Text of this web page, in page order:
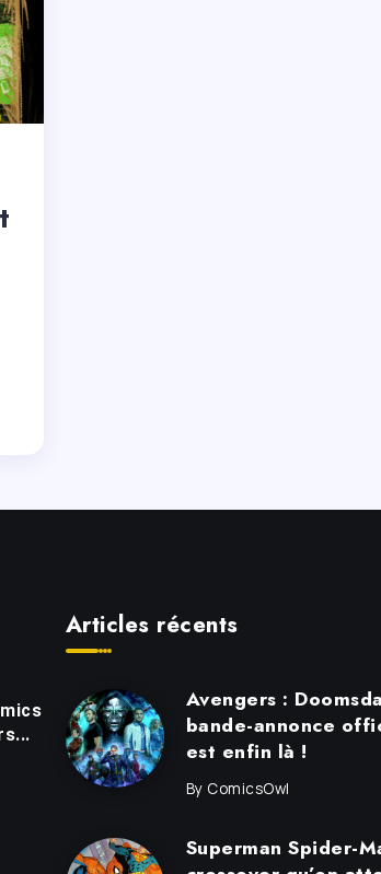
Articles récents
Avengers :
bande-annonce
est enfin là !
By ComicsOwl
Superman Spider-